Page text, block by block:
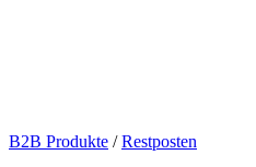
B2B Produkte /Restposten